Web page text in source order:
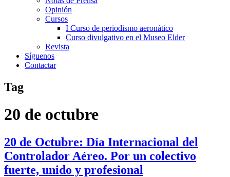
Opinión
Cursos
I Curso de periodismo aeronático
Curso divulgativo en el Museo Elder
Revista
Síguenos
Contactar
Tag
20 de octubre
20 de Octubre: Día Internacional del
Controlador Aéreo. Por un colectivo
fuerte, unido y profesional